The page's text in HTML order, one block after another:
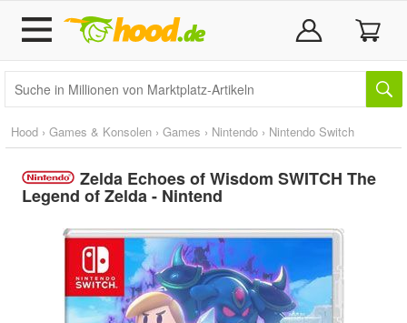
Hood › Games & Konsolen › Games › Nintendo › Nintendo Switch
Zelda Echoes of Wisdom SWITCH The
Legend of Zelda - Nintend